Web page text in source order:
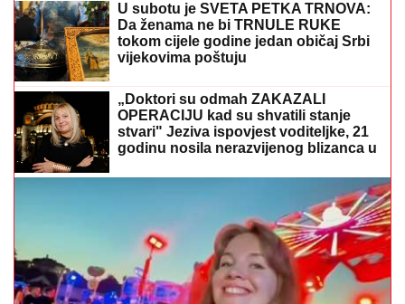
U subotu je SVETA PETKA TRNOVA:
Da ženama ne bi TRNULE RUKE
tokom cijele godine jedan običaj Srbi
vijekovima poštuju
„Doktori su odmah ZAKAZALI
OPERACIJU kad su shvatili stanje
stvari" Jeziva ispovjest voditeljke, 21
godinu nosila nerazvijenog blizanca u